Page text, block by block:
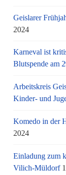
Geislarer
2024
Karneval ist
Blutspende am
Arbeitskreis
Kinder- und
Komedo in der
2024
Einladung zum
Vilich-Müldorf